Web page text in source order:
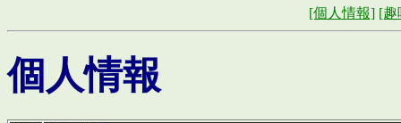
[個人情報] [趣
個人情報